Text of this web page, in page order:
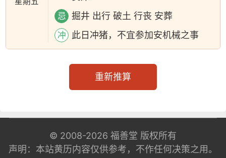
忌 掘井 出行 破土 行丧 安葬
冲 此日冲猪，不宜参加安机械之事
重新推算
© 2008-2026 福善堂 版权所有
声明：本站黄历内容仅供参考，不作任何决策之用。